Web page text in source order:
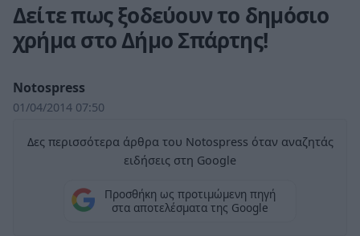
Δείτε πως ξοδεύουν το δημόσιο
χρήμα στο Δήμο Σπάρτης!
Notospress
01/04/2014 07:50
Δες περισσότερα άρθρα του Notospress όταν αναζητάς
ειδήσεις στη Google
Προσθήκη ως προτιμώμενη πηγή
στα αποτελέσματα της Google